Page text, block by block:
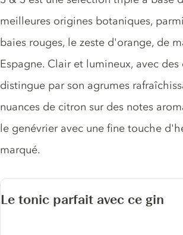
meilleures origines botaniques,
baies rouges, le zeste d'orange, de
Espagne. Clair et lumineux, avec
distingue par son agrumes
nuances de citron sur des notes
le genévrier avec une fine touche
marqué.
Le tonic parfait avec ce gin